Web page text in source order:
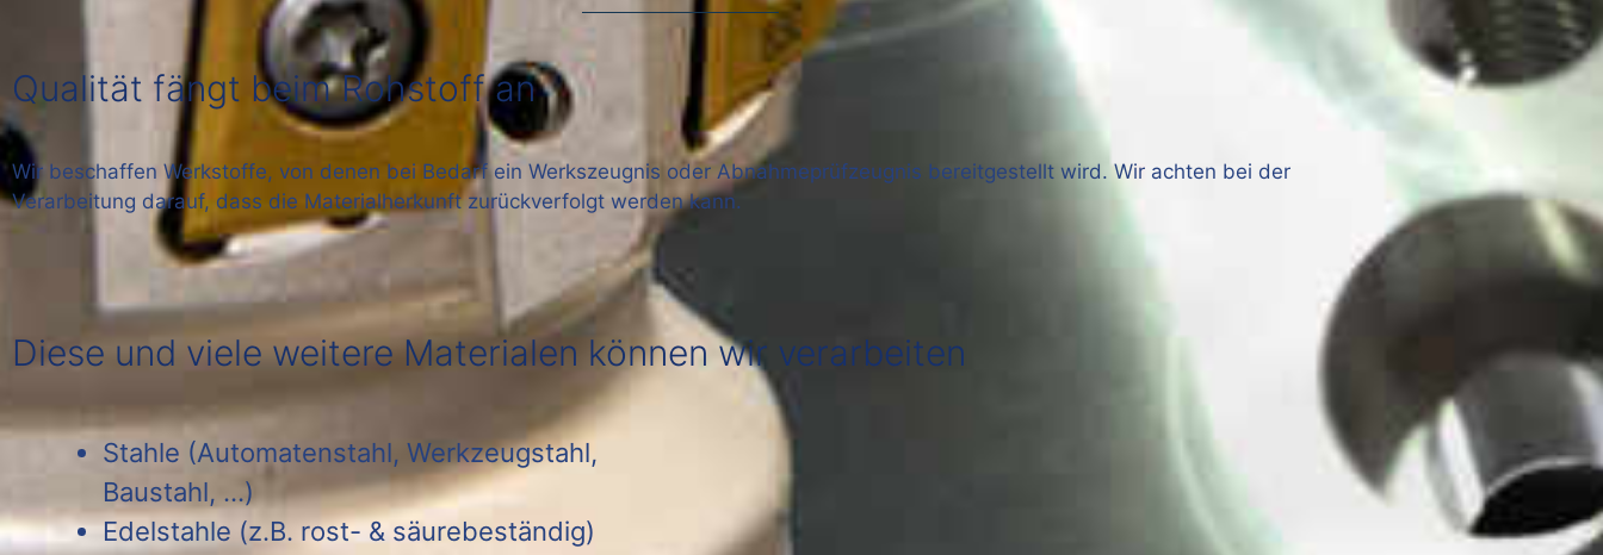
Qualität fängt beim Rohstoff an
Wir beschaffen Werkstoffe, von denen bei Bedarf ein Werkszeugnis oder Abnahmeprüfzeugnis bereitgestellt wird. Wir achten bei der
Verarbeitung darauf, dass die Materialherkunft zurückverfolgt werden kann.
Diese und viele weitere Materialen können wir verarbeiten
Stahle (Automatenstahl, Werkzeugstahl,
Baustahl, …)
Edelstahle (z.B. rost- & säurebeständig)